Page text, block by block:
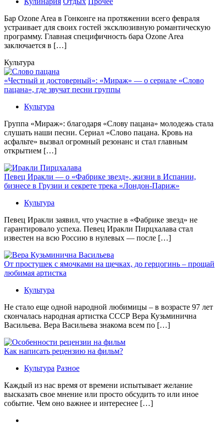
Бaр Ozone Area в Гонконге на протяжении всего февраля
устраивает для своих гостей эксклюзивную романтическую
программу. Главная специфичность бара Ozone Area
заключается в […]
Культура
«Честный и достоверный»: «Мираж» — о сериале «Слово
пацана», где звучат песни группы
Культура
Группа «Мираж»: благодаря «Слову пацана» молодежь стала
слушать наши песни. Сериал «Слово пацана. Кровь на
асфальте» вызвал огромный резонанс и стал главным
открытием […]
Певец Иракли — о «Фабрике звезд», жизни в Испании,
бизнесе в Грузии и секрете трека «Лондон-Париж»
Культура
Певец Иракли заявил, что участие в «Фабрике звезд» не
гарантировало успеха. Певец Иракли Пирцхалава стал
известен на всю Россию в нулевых — после […]
От простушек с ямочками на щечках, до герцогинь – прощай
любимая артистка
Культура
Не стало еще одной народной любимицы – в возрасте 97 лет
скончалась народная артистка СССР Вера Кузьминична
Васильева. Вера Васильева знакома всем по […]
Как написать рецензию на фильм?
Культура Разное
Каждый из нас время от времени испытывает желание
высказать свое мнение или просто обсудить то или иное
событие. Чем оно важнее и интереснее […]